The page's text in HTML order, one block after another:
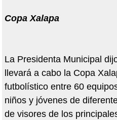
Copa Xalapa
La Presidenta Municipal
llevará a cabo la Copa
futbolístico entre 60
niños y jóvenes de
de visores de los